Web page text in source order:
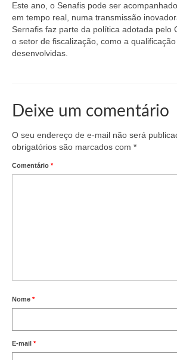
Resoluções
Desagravo Público
Suspensão do Exercício
Para Você
Ouvidoria
Fale Conosco
NEP
Este ano, o Senafis pode ser
em tempo real, numa transmissão
Sernafis faz parte da política adotada pelo
o setor de fiscalização, como a
desenvolvidas.
Deixe um comentário
O seu endereço de e-mail não será
obrigatórios são marcados com *
Comentário *
Nome *
E-mail *